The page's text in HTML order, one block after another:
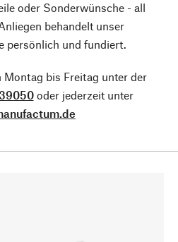
oder Sonderwünsche - all
behandelt unser
persönlich und fundiert.
Montag bis Freitag unter der
oder jederzeit unter